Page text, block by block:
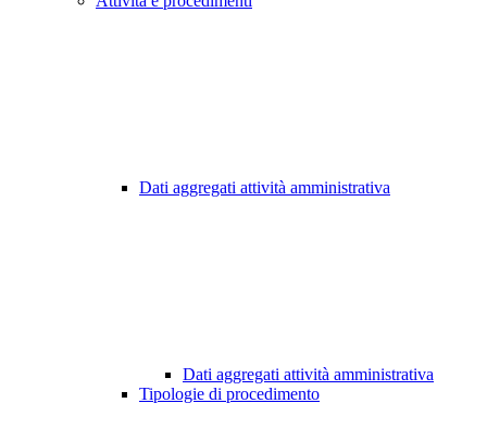
Dati aggregati attività amministrativa
Dati aggregati attività amministrativa
Tipologie di procedimento